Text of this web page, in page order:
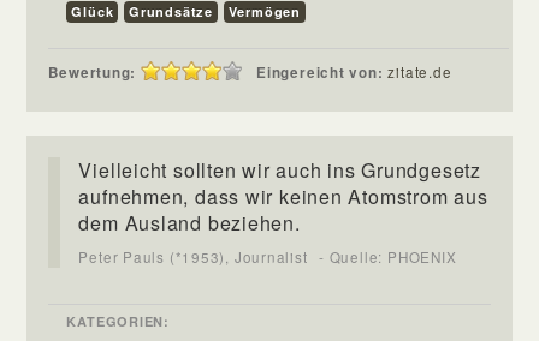
Glück Grundsätze Vermögen
Bewertung: Eingereicht von:zitate.de
Vielleicht sollten wir auch ins Grundgesetz
aufnehmen, dass wir keinen Atomstrom aus
dem Ausland beziehen.
Peter Pauls (*1953), Journalist - Quelle: PHOENIX
KATEGORIEN: